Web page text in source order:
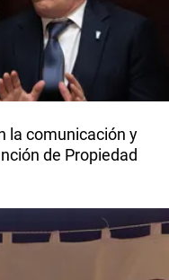
la comunicación y
de Propiedad